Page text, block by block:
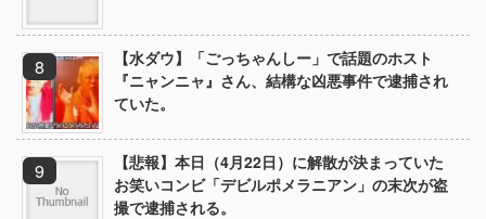
【水ダウ】「ごっちゃんしー」で話題のホスト
『ニャンニャ』さん、結構な凶悪事件で逮捕され
ていた。
【悲報】本日（4月22日）に解散が決まっていた
お笑いコンビ「デビルポメラニアン」の末次が盗
撮で逮捕される。